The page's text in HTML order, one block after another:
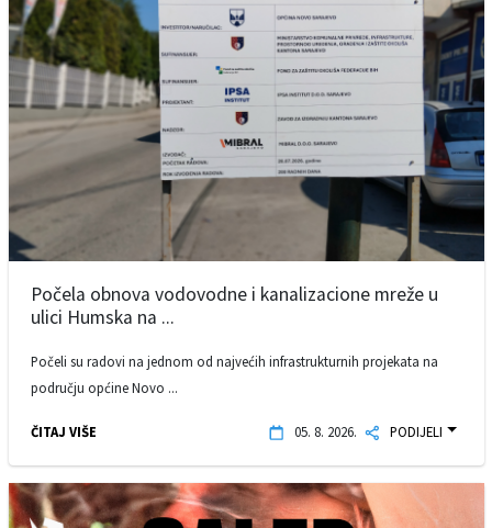
Počela obnova vodovodne i kanalizacione mreže u
ulici Humska na ...
Počeli su radovi na jednom od najvećih infrastrukturnih projekata na
području općine Novo ...
ČITAJ VIŠE 05. 8. 2026. PODIJELI